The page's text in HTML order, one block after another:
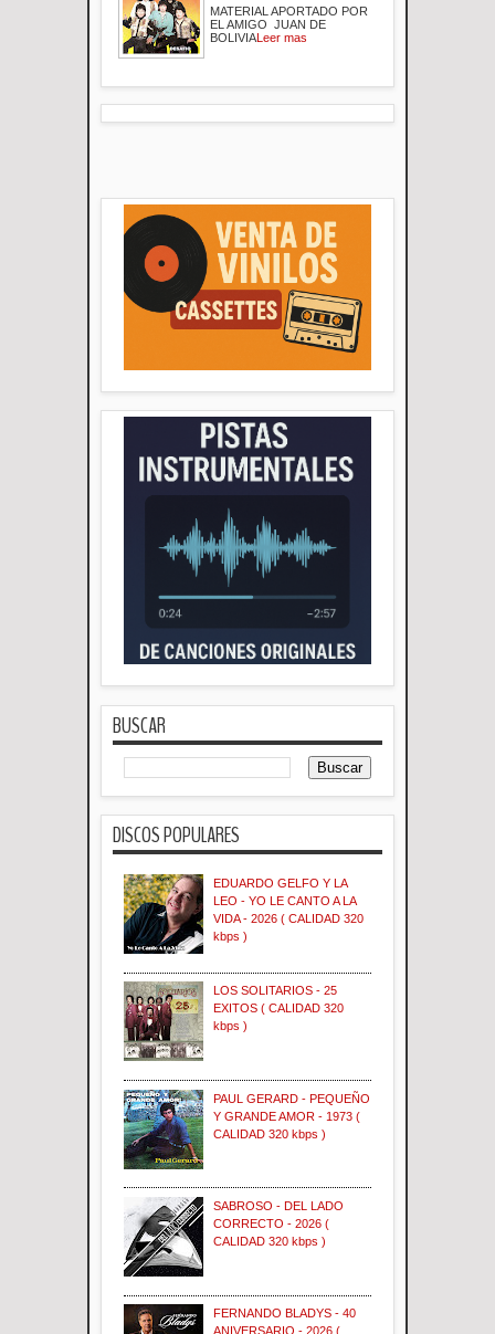
MATERIAL APORTADO POR
EL AMIGO JUAN DE
BOLIVIA Leer mas
BUSCAR
DISCOS POPULARES
EDUARDO GELFO Y LA
LEO - YO LE CANTO A LA
VIDA - 2026 ( CALIDAD 320
kbps )
LOS SOLITARIOS - 25
EXITOS ( CALIDAD 320
kbps )
PAUL GERARD - PEQUEÑO
Y GRANDE AMOR - 1973 (
CALIDAD 320 kbps )
SABROSO - DEL LADO
CORRECTO - 2026 (
CALIDAD 320 kbps )
FERNANDO BLADYS - 40
ANIVERSARIO - 2026 (